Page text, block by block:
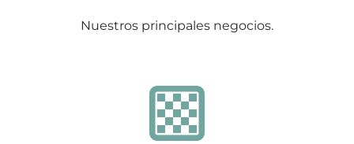
Nuestros principales negocios.